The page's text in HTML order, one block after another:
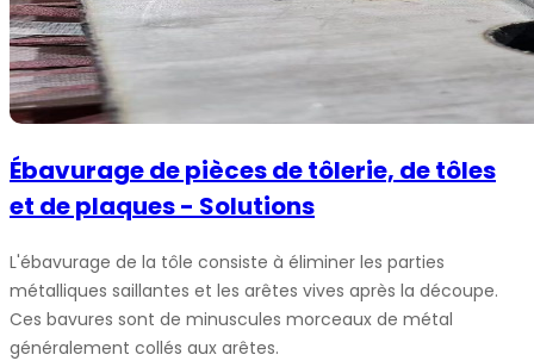
Ébavurage de pièces de tôlerie, de tôles
et de plaques - Solutions
L'ébavurage de la tôle consiste à éliminer les parties
métalliques saillantes et les arêtes vives après la découpe.
Ces bavures sont de minuscules morceaux de métal
généralement collés aux arêtes.